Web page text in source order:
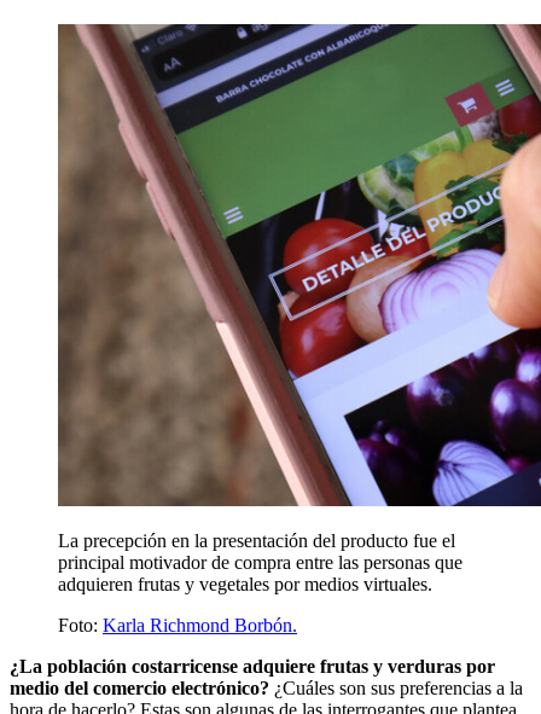
La precepción en la presentación del producto fue el
principal motivador de compra entre las personas que
adquieren frutas y vegetales por medios virtuales.
Foto: Karla Richmond Borbón.
¿La población costarricense adquiere frutas y verduras por
medio del comercio electrónico? ¿Cuáles son sus preferencias a la